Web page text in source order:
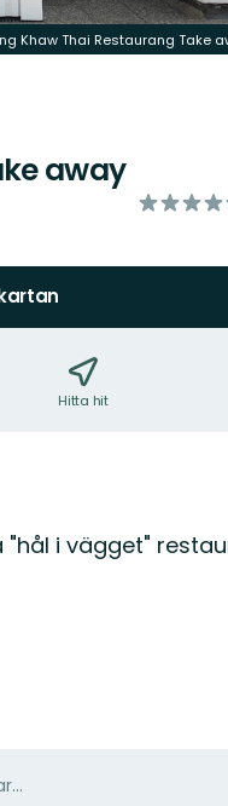
Khaw Thai Restaurang Take
away
av
Hitta hit
i vägget"